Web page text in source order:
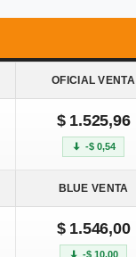
OFICIAL VENTA
$ 1.525,96
-$ 0,54
BLUE VENTA
$ 1.546,00
-$ 10,00